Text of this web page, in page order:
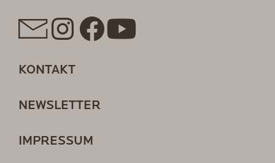
KONTAKT
NEWSLETTER
IMPRESSUM